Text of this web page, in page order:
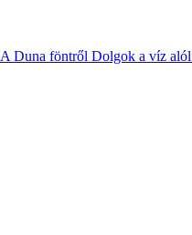
A Duna föntről Dolgok a víz alól